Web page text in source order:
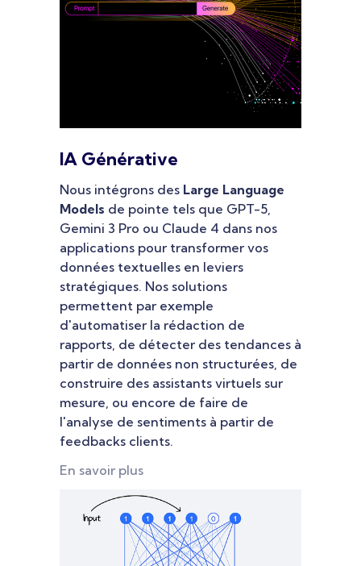
IA Générative
Nous intégrons des Large Language
Models de pointe tels que GPT-5,
Gemini 3 Pro ou Claude 4 dans nos
applications pour transformer vos
données textuelles en leviers
stratégiques. Nos solutions
permettent par exemple
d'automatiser la rédaction de
rapports, de détecter des tendances à
partir de données non structurées, de
construire des assistants virtuels sur
mesure, ou encore de faire de
l'analyse de sentiments à partir de
feedbacks clients.
En savoir plus